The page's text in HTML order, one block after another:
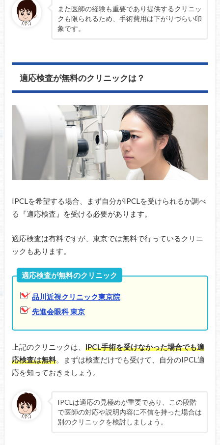
また医師の経験も重要であり提供するクリニッ
クも限られるため、手術費用は下がりづらい印
象です。
適応検査が無料のクリニックは？
IPCLを希望する場合、まず自分がIPCLを受けられるか調べ
る『適応検査』を受ける必要があります。
適応検査は有料ですが、東京では無料で行っているクリニ
ックもあります。
適応検査が無料のクリニック
品川近視クリニック東京院
先進会眼科 東京
上記のクリニックは、 IPCL手術を受けなかった場合でも適
応検査は無料。まずは検査だけでも受けて、自分のIPCL適
応を知っておきましょう。
IPCLは適応の見極めが重要であり、この段階
で医師の対応や説明内容に不信を持った場合は
別のクリニックを検討しましょう。